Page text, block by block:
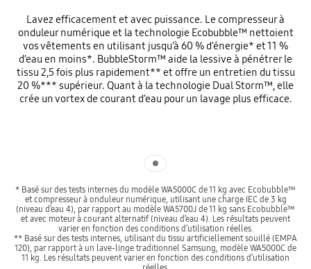
Lavez efficacement et avec puissance. Le compresseur à
onduleur numérique et la technologie Ecobubble™ nettoient
vos vêtements en utilisant jusqu’à 60 % d’énergie* et 11 %
d’eau en moins*. BubbleStorm™ aide la lessive à pénétrer le
tissu 2,5 fois plus rapidement** et offre un entretien du tissu
20 %*** supérieur. Quant à la technologie Dual Storm™, elle
crée un vortex de courant d’eau pour un lavage plus efficace.
* Basé sur des tests internes du modèle WA5000C de 11 kg avec Ecobubble™
et compresseur à onduleur numérique, utilisant une charge IEC de 3 kg
(niveau d’eau 4), par rapport au modèle WA5700J de 11 kg sans Ecobubble™
et avec moteur à courant alternatif (niveau d’eau 4). Les résultats peuvent
varier en fonction des conditions d’utilisation réelles.
** Basé sur des tests internes, utilisant du tissu artificiellement souillé (EMPA
120), par rapport à un lave-linge traditionnel Samsung, modèle WA5000C de
11 kg. Les résultats peuvent varier en fonction des conditions d’utilisation